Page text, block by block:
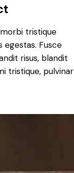
tristique
Fusce
risus, blandit
tristique, pulvinar